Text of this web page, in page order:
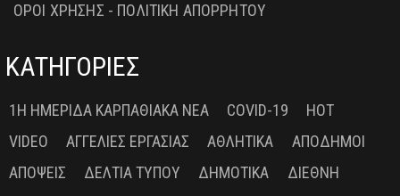
ΟΡΟΙ ΧΡΗΣΗΣ - ΠΟΛΙΤΙΚΗ ΑΠΟΡΡΗΤΟΥ
ΚΑΤΗΓΟΡΙΕΣ
1Η ΗΜΕΡΊΔΑ ΚΑΡΠΑΘΙΑΚΆ ΝΈΑ COVID-19
HOT
VIDEO
ΑΓΓΕΛΊΕΣ ΕΡΓΑΣΊΑΣ ΑΘΛΗΤΙΚΆ
ΑΠΌΔΗΜΟΙ
ΑΠΌΨΕΙΣ
ΔΕΛΤΊΑ ΤΎΠΟΥ ΔΗΜΟΤΙΚΆ
ΔΙΕΘΝΉ